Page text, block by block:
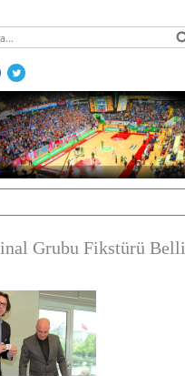
Grubu Fikstürü Belli